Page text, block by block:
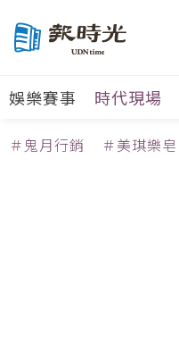
娛樂賽事 時代現場
＃鬼月行銷 ＃美琪樂皂